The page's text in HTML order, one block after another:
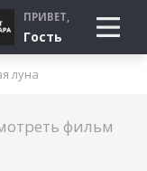
ПРИВЕТ,
Гость
луна
фильм